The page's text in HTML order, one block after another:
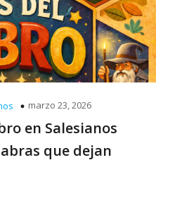
marzo 23, 2026
en Salesianos
que dejan